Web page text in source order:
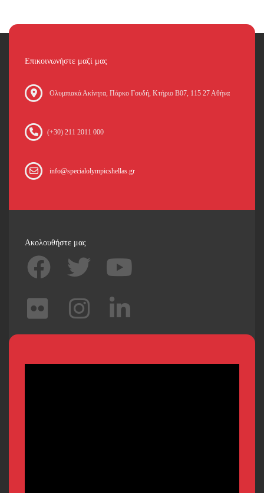
Επικοινωνήστε μαζί μας
Oλυμπιακά Ακίνητα, Πάρκο Γουδή, Κτήριο Β07, 115 27 Αθήνα
(+30) 211 2011 000
info@specialolympicshellas.gr
Ακολουθήστε μας